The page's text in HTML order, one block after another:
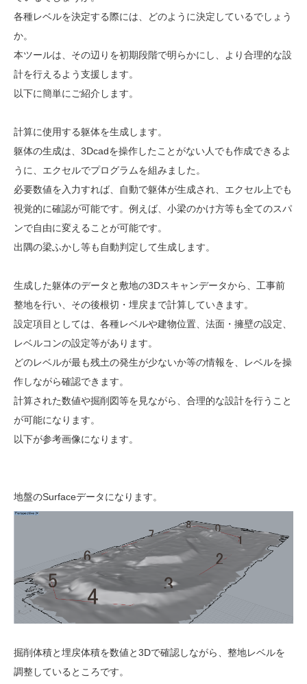
各種レベルを決定する際には、どのように決定しているでしょう
か。
本ツールは、その辺りを初期段階で明らかにし、より合理的な設
計を行えるよう支援します。
以下に簡単にご紹介します。
計算に使用する躯体を生成します。
躯体の生成は、3Dcadを操作したことがない人でも作成できるよ
うに、エクセルでプログラムを組みました。
必要数値を入力すれば、自動で躯体が生成され、エクセル上でも
視覚的に確認が可能です。例えば、小梁のかけ方等も全てのスパ
ンで自由に変えることが可能です。
出隅の梁ふかし等も自動判定して生成します。
生成した躯体のデータと敷地の3Dスキャンデータから、工事前
整地を行い、その後根切・埋戻まで計算していきます。
設定項目としては、各種レベルや建物位置、法面・擁壁の設定、
レベルコンの設定等があります。
どのレベルが最も残土の発生が少ないか等の情報を、レベルを操
作しながら確認できます。
計算された数値や掘削図等を見ながら、合理的な設計を行うこと
が可能になります。
以下が参考画像になります。
地盤のSurfaceデータになります。
掘削体積と埋戻体積を数値と3Dで確認しながら、整地レベルを
調整しているところです。